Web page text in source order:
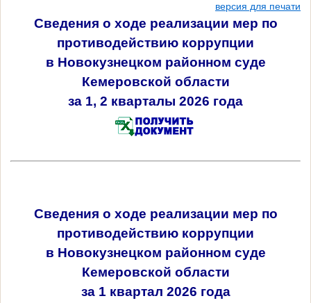
версия для печати
Сведения о ходе реализации мер по
противодействию коррупции
в Новокузнецком районном суде
Кемеровской области
за 1, 2 кварталы 2026 года
Сведения о ходе реализации мер по
противодействию коррупции
в Новокузнецком районном суде
Кемеровской области
за 1 квартал 2026 года